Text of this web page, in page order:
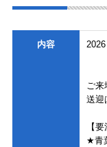
内容
ご来
送迎
【要
★青